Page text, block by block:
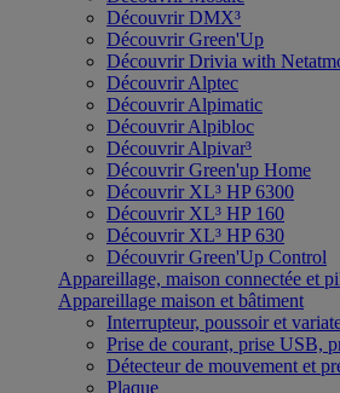
Découvrir DMX³
Découvrir Green'Up
Découvrir Drivia with
Découvrir Alptec
Découvrir Alpimatic
Découvrir Alpibloc
Découvrir Alpivar³
Découvrir Green'up Home
Découvrir XL³ HP 6300
Découvrir XL³ HP 160
Découvrir XL³ HP 630
Découvrir Green'Up Control
Appareillage, maison connectée et
Appareillage maison et bâtiment
Interrupteur, poussoir et
Prise de courant, prise USB,
Détecteur de mouvement et
Plaque